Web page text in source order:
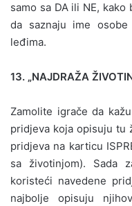
samo sa DA ili NE,
da saznaju ime
leđima.
13. „NAJDRAŽA
Zamolite igrače da
pridjeva koja opisuju tu
pridjeva na karticu
sa životinjom). Sada
koristeći navedene
najbolje opisuju